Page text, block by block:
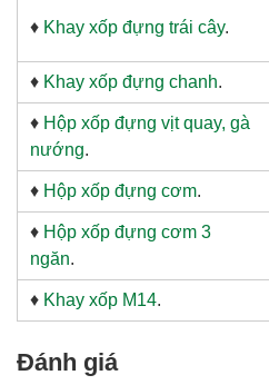
♦ Khay xốp đựng trái cây.
♦ Khay xốp đựng chanh.
♦ Hộp xốp đựng vịt quay, gà
nướng.
♦ Hộp xốp đựng cơm.
♦ Hộp xốp đựng cơm 3
ngăn.
♦ Khay xốp M14.
Đánh giá